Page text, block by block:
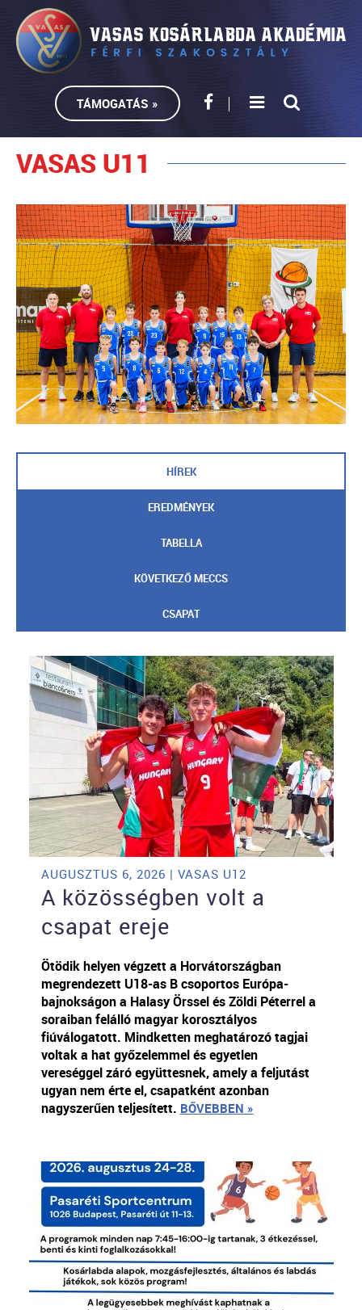
TÁMOGATÁS »
VASAS U11
HÍREK
EREDMÉNYEK
TABELLA
KÖVETKEZŐ MECCS
CSAPAT
AUGUSZTUS 6, 2026 | VASAS U12
A közösségben volt a
csapat ereje
Ötödik helyen végzett a Horvátországban
megrendezett U18-as B csoportos Európa-
bajnokságon a Halasy Örssel és Zöldi Péterrel a
soraiban felálló magyar korosztályos
fiúválogatott. Mindketten meghatározó tagjai
voltak a hat győzelemmel és egyetlen
vereséggel záró együttesnek, amely a feljutást
ugyan nem érte el, csapatként azonban
nagyszerűen teljesített. BŐVEBBEN »